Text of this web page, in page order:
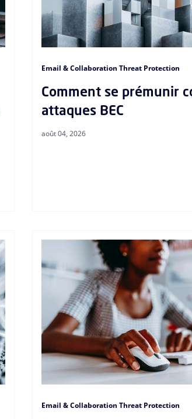
Email & Collaboration Threat Protection
août 04, 2026
Comment se prémunir
attaques BEC
Email & Collaboration Threat Protection